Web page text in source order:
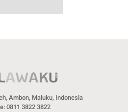
Ambon, Maluku, Indonesia
0811 3822 3822